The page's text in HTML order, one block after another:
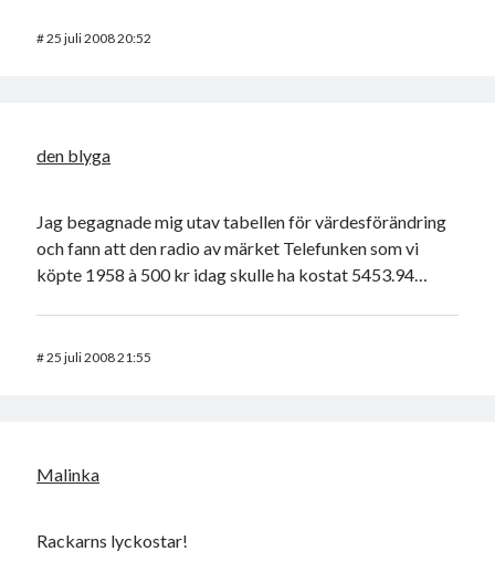
#25 juli 2008 20:52
den blyga
Jag begagnade mig utav tabellen för värdesförändring
och fann att den radio av märket Telefunken som vi
köpte 1958 à 500 kr idag skulle ha kostat 5453.94…
#25 juli 2008 21:55
Malinka
Rackarns lyckostar!